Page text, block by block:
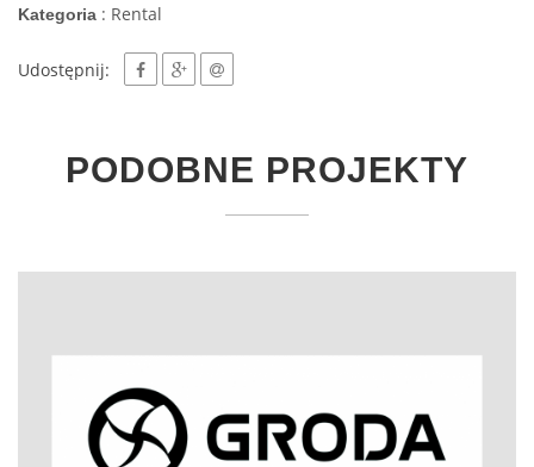
Kategoria : Rental
Udostępnij:
PODOBNE PROJEKTY